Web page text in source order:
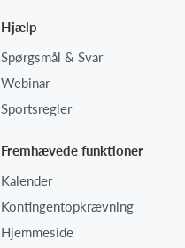
Hjælp
Spørgsmål & Svar
Webinar
Sportsregler
Fremhævede funktioner
Kalender
Kontingentopkrævning
Hjemmeside